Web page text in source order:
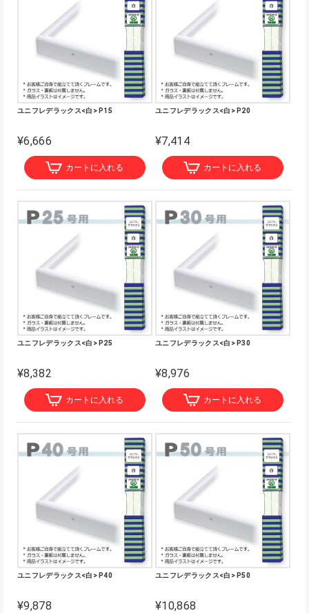
ユニフレデラックス<白> P15
¥6,666
カートに入れる
ユニフレデラックス<白> P20
¥7,414
カートに入れる
ユニフレデラックス<白> P25
¥8,382
カートに入れる
ユニフレデラックス<白> P30
¥8,976
カートに入れる
ユニフレデラックス<白> P40
¥9,878
ユニフレデラックス<白> P50
¥10,868